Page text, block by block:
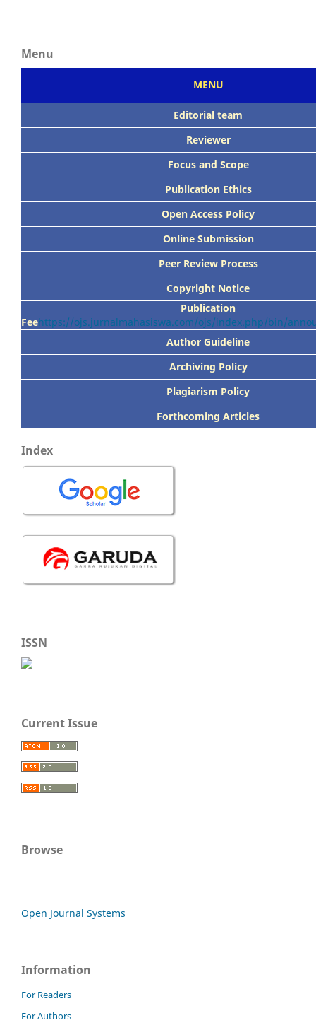
Menu
MENU
Editorial team
Reviewer
Focus and Scope
Publication Ethics
Open Access Policy
Online Submission
Peer Review Process
Copyright Notice
Publication
Feehttps://ojs.jurnalmahasiswa.com/ojs/index.php/bin/
Author Guideline
Archiving Policy
Plagiarism Policy
Forthcoming Articles
Index
ISSN
Current Issue
Browse
Open Journal Systems
Information
For Readers
For Authors